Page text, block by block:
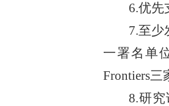
6.优先
7.至少
一署名单
Frontiers
8.研